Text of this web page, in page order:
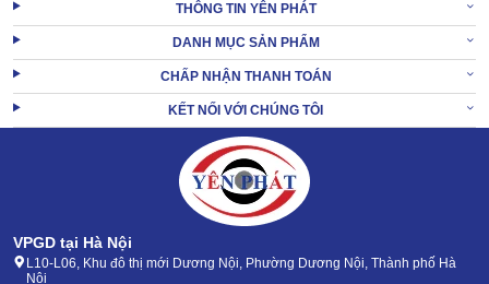
THÔNG TIN YÊN PHÁT
DANH MỤC SẢN PHẨM
CHẤP NHẬN THANH TOÁN
KẾT NỐI VỚI CHÚNG TÔI
VPGD tại Hà Nội
L10-L06, Khu đô thị mới Dương Nội, Phường Dương Nội, Thành phố Hà
Nội